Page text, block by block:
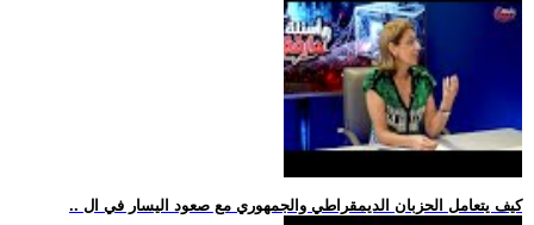
.. كيف يتعامل الحزبان الديمقراطي والجمهوري مع صعود اليسار في ال